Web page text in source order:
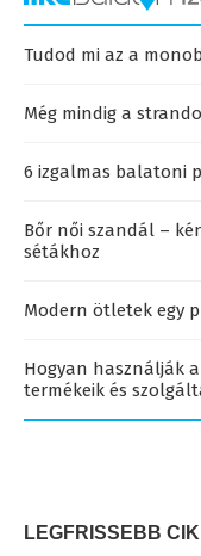
Tudod mi az a
Még mindig a
6 izgalmas balatoni
Bőr női szandál –
sétákhoz
Modern ötletek egy
Hogyan használják
termékeik és
LEGFRISSEBB